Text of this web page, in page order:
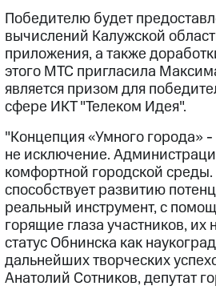
Победителю будет
вычислений Калужской
приложения, а также
этого МТС пригласила
является призом для
сфере ИКТ "Телеком Идея".
"Концепция «Умного города»
не исключение.
комфортной городской
способствует развитию
реальный инструмент, с
горящие глаза участников,
статус Обнинска как
дальнейших творческих
Анатолий Сотников, депутат